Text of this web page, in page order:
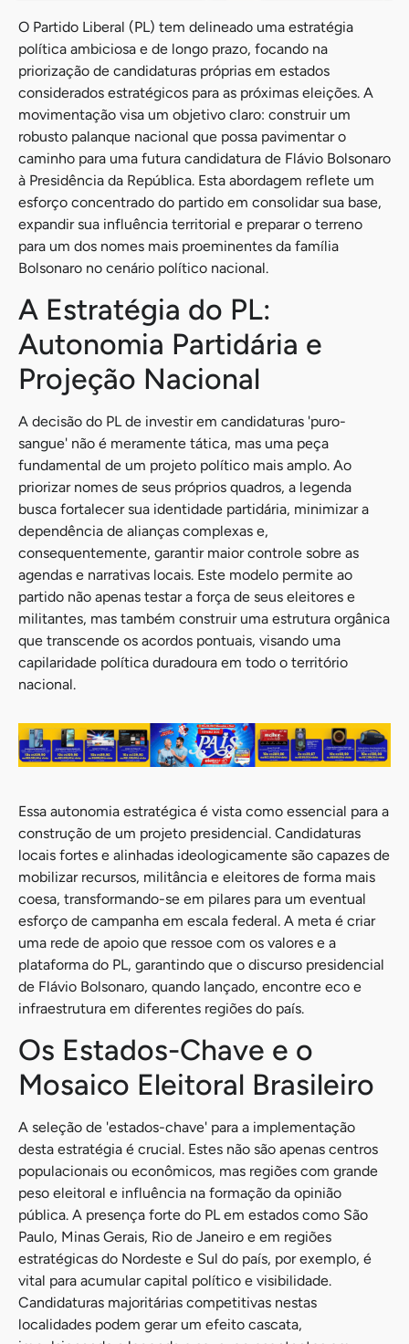
O Partido Liberal (PL) tem delineado uma estratégia
política ambiciosa e de longo prazo, focando na
priorização de candidaturas próprias em estados
considerados estratégicos para as próximas eleições. A
movimentação visa um objetivo claro: construir um
robusto palanque nacional que possa pavimentar o
caminho para uma futura candidatura de Flávio Bolsonaro
à Presidência da República. Esta abordagem reflete um
esforço concentrado do partido em consolidar sua base,
expandir sua influência territorial e preparar o terreno
para um dos nomes mais proeminentes da família
Bolsonaro no cenário político nacional.
A Estratégia do PL:
Autonomia Partidária e
Projeção Nacional
A decisão do PL de investir em candidaturas 'puro-
sangue' não é meramente tática, mas uma peça
fundamental de um projeto político mais amplo. Ao
priorizar nomes de seus próprios quadros, a legenda
busca fortalecer sua identidade partidária, minimizar a
dependência de alianças complexas e,
consequentemente, garantir maior controle sobre as
agendas e narrativas locais. Este modelo permite ao
partido não apenas testar a força de seus eleitores e
militantes, mas também construir uma estrutura orgânica
que transcende os acordos pontuais, visando uma
capilaridade política duradoura em todo o território
nacional.
Essa autonomia estratégica é vista como essencial para a
construção de um projeto presidencial. Candidaturas
locais fortes e alinhadas ideologicamente são capazes de
mobilizar recursos, militância e eleitores de forma mais
coesa, transformando-se em pilares para um eventual
esforço de campanha em escala federal. A meta é criar
uma rede de apoio que ressoe com os valores e a
plataforma do PL, garantindo que o discurso presidencial
de Flávio Bolsonaro, quando lançado, encontre eco e
infraestrutura em diferentes regiões do país.
Os Estados-Chave e o
Mosaico Eleitoral Brasileiro
A seleção de 'estados-chave' para a implementação
desta estratégia é crucial. Estes não são apenas centros
populacionais ou econômicos, mas regiões com grande
peso eleitoral e influência na formação da opinião
pública. A presença forte do PL em estados como São
Paulo, Minas Gerais, Rio de Janeiro e em regiões
estratégicas do Nordeste e Sul do país, por exemplo, é
vital para acumular capital político e visibilidade.
Candidaturas majoritárias competitivas nestas
localidades podem gerar um efeito cascata,